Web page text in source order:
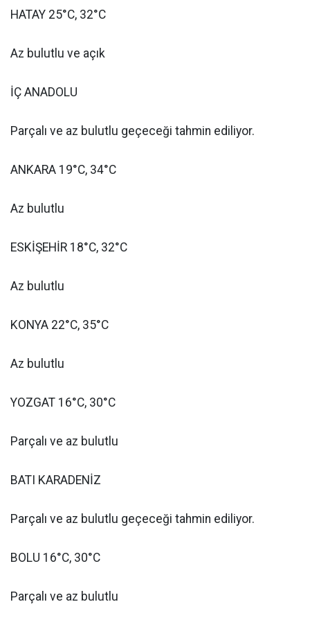
HATAY 25°C, 32°C
Az bulutlu ve açık
İÇ ANADOLU
Parçalı ve az bulutlu geçeceği tahmin ediliyor.
ANKARA 19°C, 34°C
Az bulutlu
ESKİŞEHİR 18°C, 32°C
Az bulutlu
KONYA 22°C, 35°C
Az bulutlu
YOZGAT 16°C, 30°C
Parçalı ve az bulutlu
BATI KARADENİZ
Parçalı ve az bulutlu geçeceği tahmin ediliyor.
BOLU 16°C, 30°C
Parçalı ve az bulutlu